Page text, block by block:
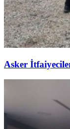
Asker